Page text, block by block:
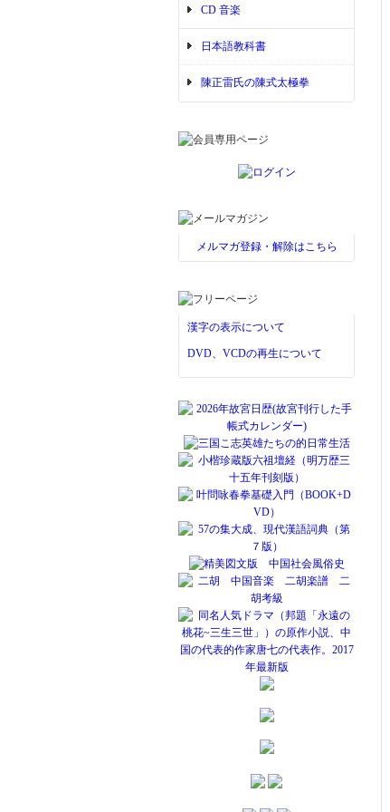
CD 音楽
日本語教科書
陳正雷氏の陳式太極拳
メルマガ登録・解除はこちら
漢字の表示について
DVD、VCDの再生について